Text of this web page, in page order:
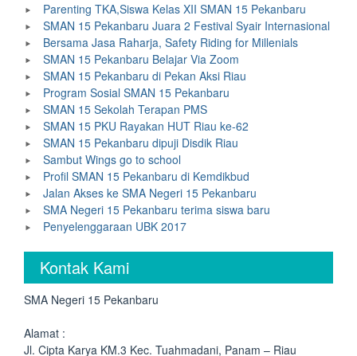
Parenting TKA,Siswa Kelas XII SMAN 15 Pekanbaru
SMAN 15 Pekanbaru Juara 2 Festival Syair Internasional
Bersama Jasa Raharja, Safety Riding for Millenials
SMAN 15 Pekanbaru Belajar Via Zoom
SMAN 15 Pekanbaru di Pekan Aksi Riau
Program Sosial SMAN 15 Pekanbaru
SMAN 15 Sekolah Terapan PMS
SMAN 15 PKU Rayakan HUT Riau ke-62
SMAN 15 Pekanbaru dipuji Disdik Riau
Sambut Wings go to school
Profil SMAN 15 Pekanbaru di Kemdikbud
Jalan Akses ke SMA Negeri 15 Pekanbaru
SMA Negeri 15 Pekanbaru terima siswa baru
Penyelenggaraan UBK 2017
Kontak Kami
SMA Negeri 15 Pekanbaru
Alamat :
Jl. Cipta Karya KM.3 Kec. Tuahmadani, Panam – Riau